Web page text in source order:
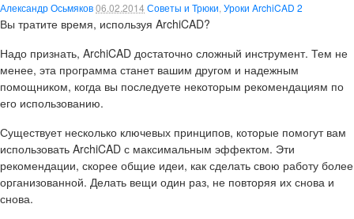
Александр Осьмяков06.02.2014 Советы и Трюки Уроки ArchiCAD 2
Вы тратите время, используя ArchiCAD?
Надо признать, ArchiCAD достаточно сложный инструмент. Тем не
менее, эта программа станет вашим другом и надежным
помощником, когда вы последуете некоторым рекомендациям по
его использованию.
Существует несколько ключевых принципов, которые помогут вам
использовать ArchiCAD с максимальным эффектом. Эти
рекомендации, скорее общие идеи, как сделать свою работу более
организованной. Делать вещи один раз, не повторяя их снова и
снова.